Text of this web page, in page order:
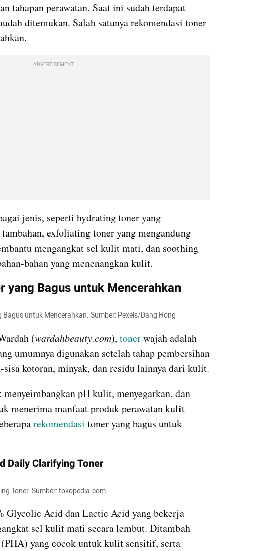
tahapan perawatan. Saat ini sudah terdapat
ditemukan. Salah satunya rekomendasi toner
ADVERTISEMENT
jenis, seperti hydrating toner yang
exfoliating toner yang mengandung
mengangkat sel kulit mati, dan soothing
bahan yang menenangkan kulit.
yang Bagus untuk Mencerahkan
untuk Mencerahkan. Sumber: Pexels/Dang Hong
(wardahbeauty.com), toner wajah adalah
umumnya digunakan setelah tahap pembersihan
kotoran, minyak, dan residu lainnya dari kulit.
pH kulit, menyegarkan, dan
menerima manfaat produk perawatan kulit
rekomendasi toner yang bagus untuk
Daily Clarifying Toner
Toner. Sumber: tokopedia.com
Glycolic Acid dan Lactic Acid yang bekerja
sel kulit mati secara lembut. Ditambah
yang cocok untuk kulit sensitif, serta